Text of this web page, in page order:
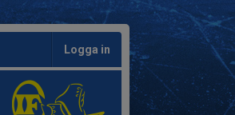
Logga in